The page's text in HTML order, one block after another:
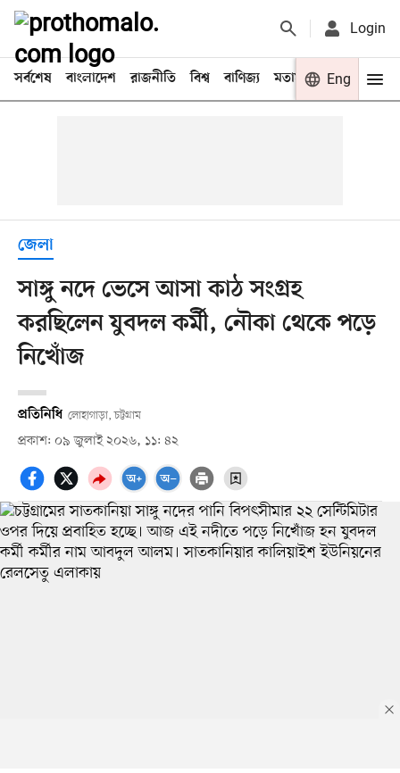
Login
সর্বশেষ বাংলাদেশ রাজনীতি বিশ্ব বাণিজ্য মতামত খেলা
Eng
জেলা
সাঙ্গু নদে ভেসে আসা কাঠ সংগ্রহ
করছিলেন যুবদল কর্মী, নৌকা থেকে পড়ে
নিখোঁজ
প্রতিনিধি লোহাগাড়া, চট্টগ্রাম
প্রকাশ: ০৯ জুলাই ২০২৬, ১১: ৪২